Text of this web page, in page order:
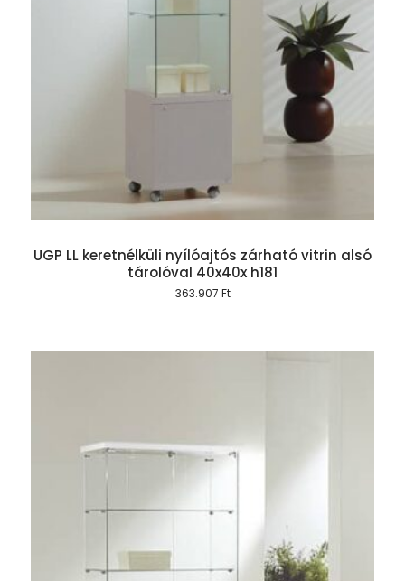
UGP LL keretnélküli nyílóajtós zárható vitrin alsó
tárolóval 40x40x h181
363.907 Ft